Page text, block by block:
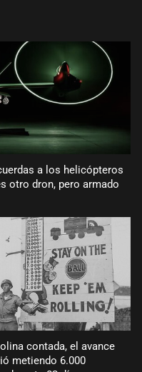
a los helicópteros
otro dron, pero armado
contada, el avance
metiendo 6.000